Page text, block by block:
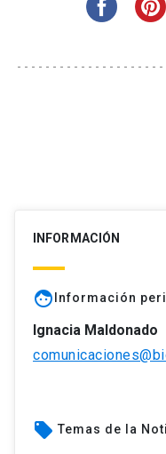
INFORMACIÓN
face Información
Ignacia Maldonado
local_offer Temas de la